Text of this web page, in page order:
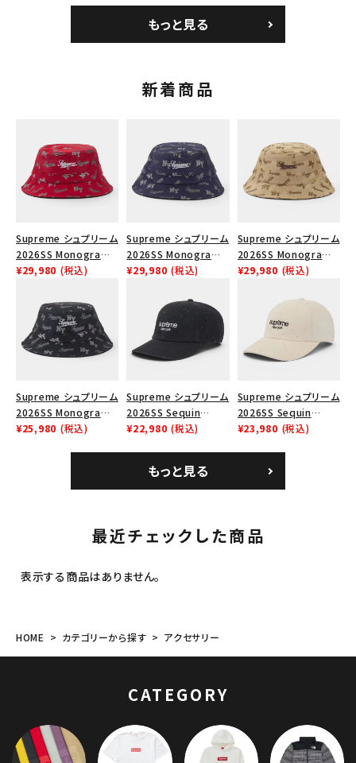
ク 黒もっと見る
新着商品
Supreme シュプリーム
2026SS Monogram
Crusher Hat モノグラ
レッド
¥29,980 (税込)
Supreme シュプリーム
2026SS Monogram
Crusher Hat モノグラ
ネイビー
¥29,980 (税込)
Supreme シュプリーム
2026SS Monogram
Crusher Hat モノグラ
¥29,980 (税込)
Supreme シュプリーム
2026SS Monogram
Crusher Hat モノグラ
¥25,980 (税込)
Supreme シュプリーム
2026SS Sequin
Denim Classic Logo
6パネルキャップ インデ
ィゴ
¥22,980 (税込)
Supreme シュプリーム
2026SS Sequin
Denim Classic Logo
6パネルキャップ ナチュ
ラル
¥23,980 (税込)
もっと見る
最近チェックした商品
表示する商品はありません。
HOME カテゴリーから探す アクセサリー
CATEGORY